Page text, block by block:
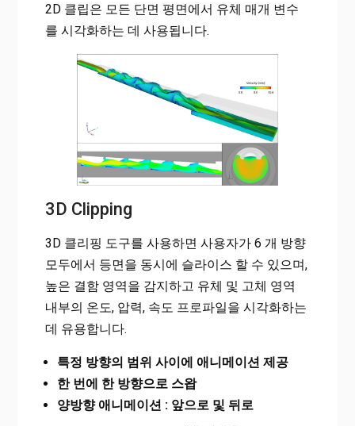
2D 클립은 모든 단면 평면에서 유체 매개 변수
를 시각화하는 데 사용됩니다.
3D Clipping
3D 클리핑 도구를 사용하면 사용자가 6 개 방향
모두에서 등면을 동시에 슬라이스 할 수 있으며,
높은 결함 영역을 감지하고 유체 및 고체 영역
내부의 온도, 압력, 속도 프로파일을 시각화하는
데 유용합니다.
특정 방향의 범위 사이에 애니메이션 제공
한 번에 한 방향으로 스왑
양방향 애니메이션 : 앞으로 및 뒤로